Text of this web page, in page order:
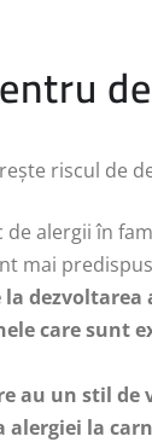
riscul de
alergii în
mai
care sunt
au un stil
alergiei la